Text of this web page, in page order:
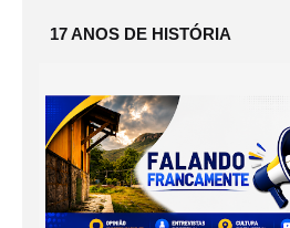
17 ANOS DE HISTÓRIA